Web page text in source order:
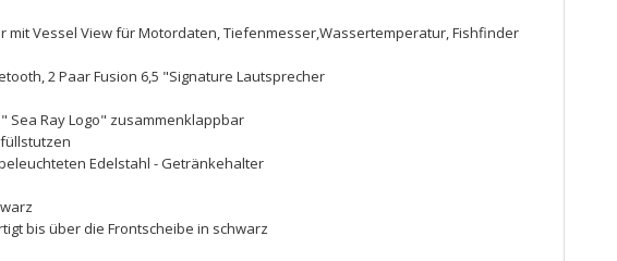
mit Vessel View für Motordaten, Tiefenmesser,Wassertemperatur, Fishfinder
2 Paar Fusion 6,5 "Signature Lautsprecher
Sea Ray Logo" zusammenklappbar
Edelstahl - Getränkehalter
bis über die Frontscheibe in schwarz